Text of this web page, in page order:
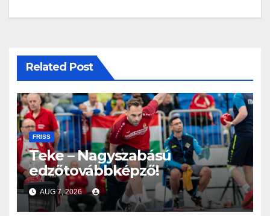
Related Post
FRISS
Teke – Nagyszabású
edzőtovábbképző!
AUG 7, 2026